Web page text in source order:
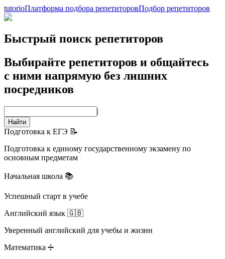
tutorioПлатформа подбора репетиторовПодбор репетиторов
Быстрый поиск репетиторов
Выбирайте репетиторов и общайтесь
с ними напрямую без лишних
посредников
|
Найти
Подготовка к ЕГЭ 📝
Подготовка к единому государственному экзамену по
основным предметам
Начальная школа 📚
Успешный старт в учебе
Английский язык 🇬🇧
Уверенный английский для учебы и жизни
Математика ➗